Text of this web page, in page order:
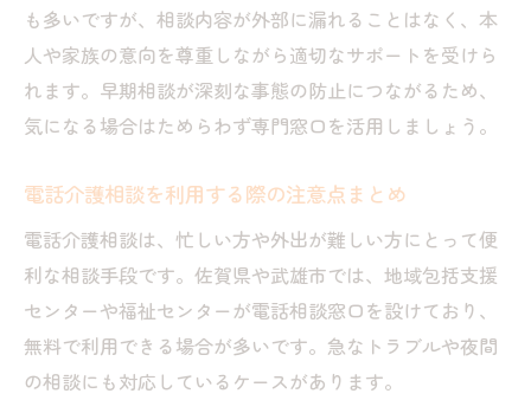
も多いですが、相談内容が外部に漏れることはなく、本
人や家族の意向を尊重しながら適切なサポートを受けら
れます。早期相談が深刻な事態の防止につながるため、
気になる場合はためらわず専門窓口を活用しましょう。
電話介護相談を利用する際の注意点まとめ
電話介護相談は、忙しい方や外出が難しい方にとって便
利な相談手段です。佐賀県や武雄市では、地域包括支援
センターや福祉センターが電話相談窓口を設けており、
無料で利用できる場合が多いです。急なトラブルや夜間
の相談にも対応しているケースがあります。